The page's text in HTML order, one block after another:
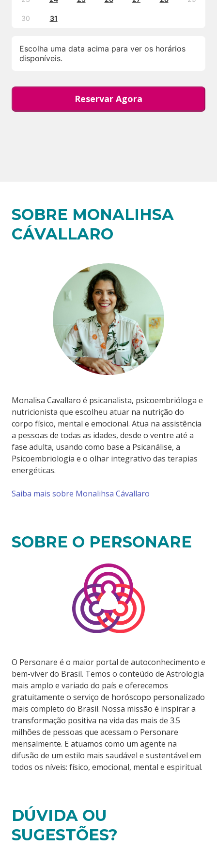
30 31
Escolha uma data acima para ver os horários
disponíveis.
Reservar Agora
SOBRE MONALIHSA
CÁVALLARO
Monalisa Cavallaro é psicanalista, psicoembrióloga e
nutricionista que escolheu atuar na nutrição do
corpo físico, mental e emocional. Atua na assistência
a pessoas de todas as idades, desde o ventre até a
fase adulta, usando como base a Psicanálise, a
Psicoembriologia e o olhar integrativo das terapias
energéticas.
Saiba mais sobre Monalihsa Cávallaro
SOBRE O PERSONARE
O Personare é o maior portal de autoconhecimento e
bem-viver do Brasil. Temos o conteúdo de Astrologia
mais amplo e variado do país e oferecemos
gratuitamente o serviço de horóscopo personalizado
mais completo do Brasil. Nossa missão é inspirar a
transformação positiva na vida das mais de 3.5
milhões de pessoas que acessam o Personare
mensalmente. E atuamos como um agente na
difusão de um estilo mais saudável e sustentável em
todos os níveis: físico, emocional, mental e espiritual.
DÚVIDA OU
SUGESTÕES?